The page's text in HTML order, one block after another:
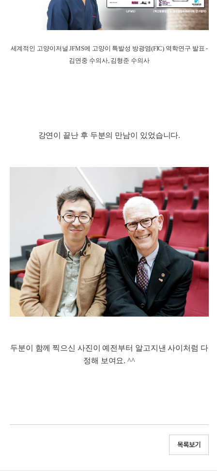
세계적인 고양이저널 JFMS에 고양이 특발성 방광염(FIC) 역학연구 발표 -
김연중 수의사, 김형준 수의사
강연이 끝난 후 두분의 만남이 있었습니다.
두분이 함께 찍으신 사진이 예전부터 알고지낸 사이처럼 다
정해 보여요. ^^
목록보기